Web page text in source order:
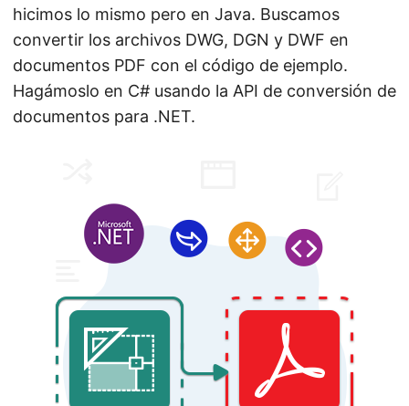
hicimos lo mismo pero en Java. Buscamos
convertir los archivos DWG, DGN y DWF en
documentos PDF con el código de ejemplo.
Hagámoslo en C# usando la API de conversión de
documentos para .NET.